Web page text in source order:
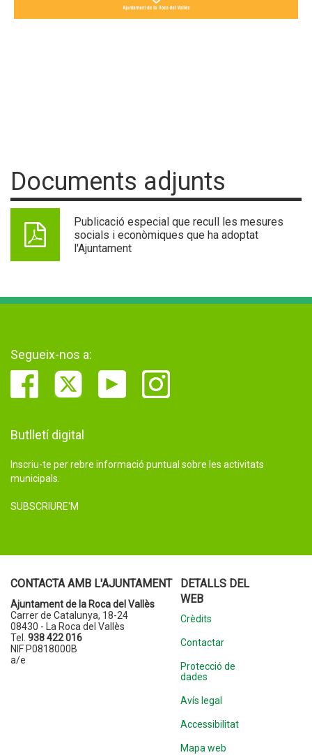
Documents adjunts
Publicació especial que recull les mesures
socials i econòmiques que ha adoptat
l'Ajuntament
Segueix-nos a:
Butlletí digital
Inscriu-te per rebre informació puntual sobre les activitats
municipals.
SUBSCRIURE'M
CONTACTA AMB L'AJUNTAMENT
Ajuntament de la Roca del Vallès
Carrer de Catalunya, 18-24
08430 - La Roca del Vallès
Tel. 938 422 016
NIF P0818000B
a/e
DETALLS DEL
WEB
Crèdits
Contactar
Protecció de
dades
Avís legal
Accessibilitat
Mapa web